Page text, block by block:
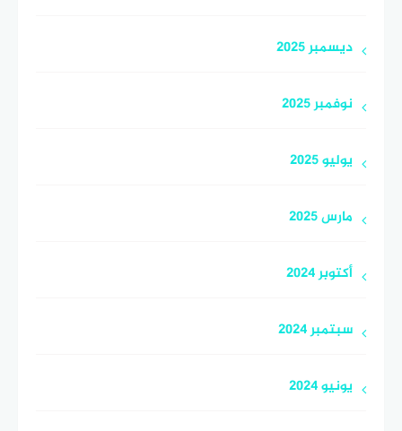
ديسمبر 2025
نوفمبر 2025
يوليو 2025
مارس 2025
أكتوبر 2024
سبتمبر 2024
يونيو 2024